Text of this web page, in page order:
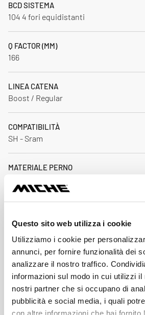
Questo sito web utilizza i cookie
Utilizziamo i cookie per
annunci, per fornire funzionalità dei
analizzare il nostro traffico.
informazioni sul modo in cui utilizzi il
nostri partner che si occupano di
pubblicità e social media, i quali
con altre informazioni che hai fornito
BCD SISTEMA
104 4 fori equidistanti
Q FACTOR (MM)
166
LINEA CATENA
Boost / Regular
COMPATIBILITÀ
SH - Sram
MATERIALE PERNO
24 mm
ACCESSORI INCLUSI
Istruzioni
MATERIALE PEDIVELLA
Alluminio forgiato - CNC